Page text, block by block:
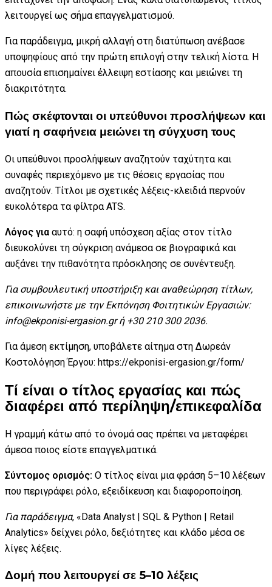
λειτουργεί ως σήμα επαγγελματισμού.
Για παράδειγμα, μικρή αλλαγή στη διατύπωση ανέβασε
υποψηφίους από την πρώτη επιλογή στην τελική λίστα. Η
απουσία επισημαίνει έλλειψη εστίασης και μειώνει τη
διακριτότητα.
Πώς σκέφτονται οι υπεύθυνοι προσλήψεων και
γιατί η σαφήνεια μειώνει τη σύγχυση τους
Οι υπεύθυνοι προσλήψεων αναζητούν ταχύτητα και
συναφές περιεχόμενο με τις θέσεις εργασίας που
αναζητούν. Τίτλοι με σχετικές λέξεις-κλειδιά περνούν
ευκολότερα τα φίλτρα ATS.
Λόγος για αυτό: η σαφή υπόσχεση αξίας στον τίτλο
διευκολύνει τη σύγκριση ανάμεσα σε βιογραφικά και
αυξάνει την πιθανότητα πρόσκλησης σε συνέντευξη.
Για συμβουλευτική υποστήριξη και αναθεώρηση τίτλων,
επικοινωνήστε με την Εκπόνηση Φοιτητικών Εργασιών:
info@ekponisi-ergasion.gr ή +30 210 300 2036.
Για άμεση εκτίμηση, υποβάλετε αίτημα στη Δωρεάν
Κοστολόγηση Έργου: https://ekponisi-ergasion.gr/form/
Τί είναι ο τίτλος εργασίας και πώς
διαφέρει από περίληψη/επικεφαλίδα
Η γραμμή κάτω από το όνομά σας πρέπει να μεταφέρει
άμεσα ποιος είστε επαγγελματικά.
Σύντομος ορισμός: Ο τίτλος είναι μια φράση 5–10 λέξεων
που περιγράφει ρόλο, εξειδίκευση και διαφοροποίηση.
Για παράδειγμα, «Data Analyst | SQL & Python | Retail
Analytics» δείχνει ρόλο, δεξιότητες και κλάδο μέσα σε
λίγες λέξεις.
Δομή που λειτουργεί σε 5–10 λέξεις